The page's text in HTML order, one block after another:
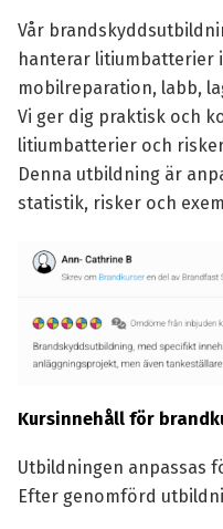
Vår
hanterar litiumbatterier
mobilreparation, labb,
Vi ger dig praktisk och
litiumbatterier och
Denna utbildning är
statistik, risker och
Kursinnehåll för
Utbildningen anpassas
Efter genomförd